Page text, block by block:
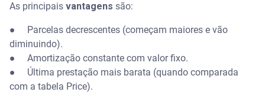
As principais vantagens são:
● Parcelas decrescentes (começam maiores e vão
diminuindo).
● Amortização constante com valor fixo.
● Última prestação mais barata (quando comparada
com a tabela Price).